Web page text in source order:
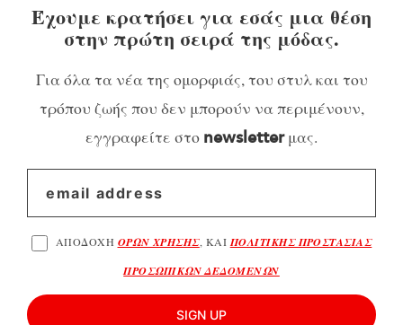
Έχουμε κρατήσει για εσάς μια θέση
στην πρώτη σειρά της μόδας.
Για όλα τα νέα της ομορφιάς, του στυλ και του
τρόπου ζωής που δεν μπορούν να περιμένουν,
εγγραφείτε στο newsletterμας.
ΑΠΟΔΟΧΗ ΟΡΩΝ ΧΡΗΣΗΣ, ΚΑΙΠΟΛΙΤΙΚΗΣ ΠΡΟΣΤΑΣΙΑΣ
ΠΡΟΣΩΠΙΚΩΝ ΔΕΔΟΜΕΝΩΝ
SIGN UP